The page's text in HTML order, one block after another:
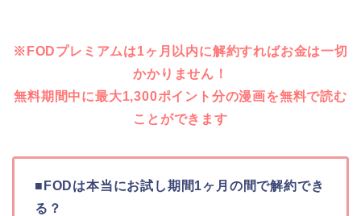
※FODプレミアムは1ヶ月以内に解約すればお金は一切
かかりません！
無料期間中に最大1,300ポイント分の漫画を無料で読む
ことができます
■FODは本当にお試し期間1ヶ月の間で解約でき
る？